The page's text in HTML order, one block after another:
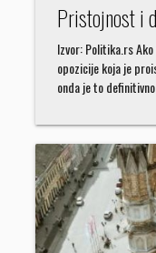
Pristojnost i
Izvor: Politika.rs
opozicije koja je
onda je to